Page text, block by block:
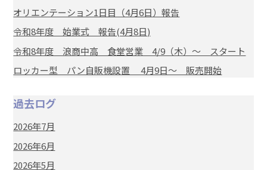
オリエンテーション1日目（4月6日）報告
令和8年度 始業式 報告(4月8日)
令和8年度 浪商中高 食堂営業 4/9（木）～ スタート
ロッカー型 パン自販機設置 4月9日～ 販売開始
過去ログ
2026年7月
2026年6月
2026年5月